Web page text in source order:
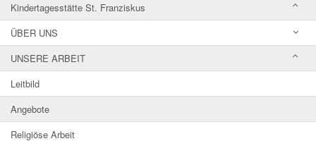
Kindertagesstätte St. Franziskus
ÜBER UNS
UNSERE ARBEIT
Leitbild
Angebote
Religiöse Arbeit